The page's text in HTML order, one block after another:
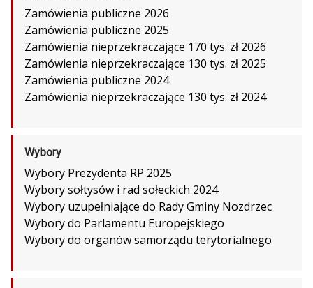
Zamówienia publiczne 2026
Zamówienia publiczne 2025
Zamówienia nieprzekraczające 170 tys. zł 2026
Zamówienia nieprzekraczające 130 tys. zł 2025
Zamówienia publiczne 2024
Zamówienia nieprzekraczające 130 tys. zł 2024
Wybory
Wybory Prezydenta RP 2025
Wybory sołtysów i rad sołeckich 2024
Wybory uzupełniające do Rady Gminy Nozdrzec
Wybory do Parlamentu Europejskiego
Wybory do organów samorządu terytorialnego